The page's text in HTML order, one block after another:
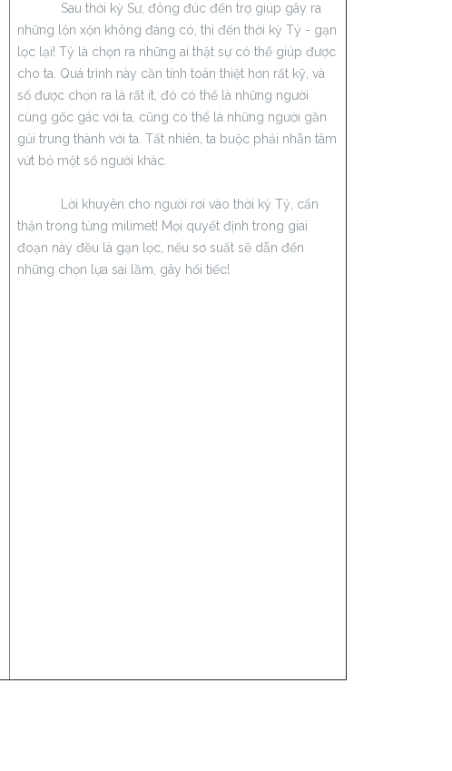
Sau thời kỳ Sư, đông đúc đến trợ giúp gây ra
những lộn xộn không đáng có, thì đến thời kỳ Tỷ - gạn
lọc lại! Tỷ là chọn ra những ai thật sự có thể giúp được
cho ta. Quá trình này cần tính toán thiệt hơn rất kỹ, và
số được chọn ra là rất ít, đó có thể là những người
cùng gốc gác với ta, cũng có thể là những người gần
gủi trung thành với ta. Tất nhiên, ta buộc phải nhẫn tâm
vứt bỏ một số người khác.
Lời khuyên cho người rơi vào thời kỳ Tỷ, cẩn
thận trong từng milimet! Mọi quyết định trong giai
đoạn này đều là gạn lọc, nếu sơ suất sẽ dẫn đến
những chọn lựa sai lầm, gây hối tiếc!